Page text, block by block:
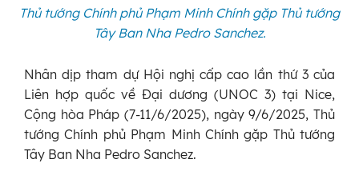
Thủ tướng Chính phủ Phạm Minh Chính gặp Thủ tướng
Tây Ban Nha Pedro Sanchez.
Nhân dịp tham dự Hội nghị cấp cao lần thứ 3 của
Liên hợp quốc về Đại dương (UNOC 3) tại Nice,
Cộng hòa Pháp (7-11/6/2025), ngày 9/6/2025, Thủ
tướng Chính phủ Phạm Minh Chính gặp Thủ tướng
Tây Ban Nha Pedro Sanchez.